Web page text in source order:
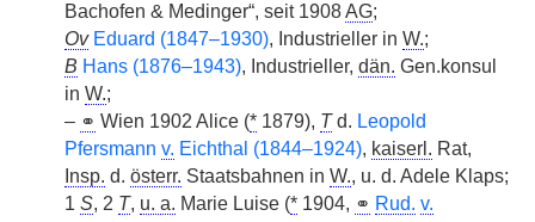
Bachofen & Medinger“, seit 1908AG;
Ov Eduard (1847–1930), Industrieller in W.;
B Hans (1876–1943), Industrieller, dän. Gen.konsul
in W.;
– ⚭ Wien 1902 Alice (* 1879), Td. Leopold
Pfersmann v. Eichthal (1844–1924), kaiserl. Rat,
Insp. d. österr. Staatsbahnen in W., u. d. Adele Klaps;
1 S, 2 T, u. a. Marie Luise (* 1904, ⚭ Rud. v.